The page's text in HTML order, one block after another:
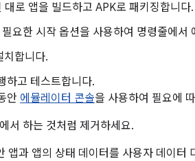
대로 앱을 빌드하고 APK로 패키징합니다.
요한 시작 옵션을 사용하여 명령줄에서
치합니다.
하고 테스트합니다.
안 에뮬레이터 콘솔을 사용하여 필요에
서 하는 것처럼 제거하세요.
앱과 앱의 상태 데이터를 사용자 데이터